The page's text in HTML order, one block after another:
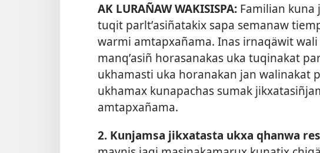
AK LURAÑAW WAKISISPA: Familian kuna
tuqit parltʼasiñatakix sapa semanaw
warmi amtapxañama. Inas irnaqäwit
manqʼasiñ horasanakas uka tuqinakat
ukhamasti uka horanakan jan walinakat
ukhamax kunapachas sumak
amtapxañama.
2. Kunjamsa jikxatasta ukxa qhanwa